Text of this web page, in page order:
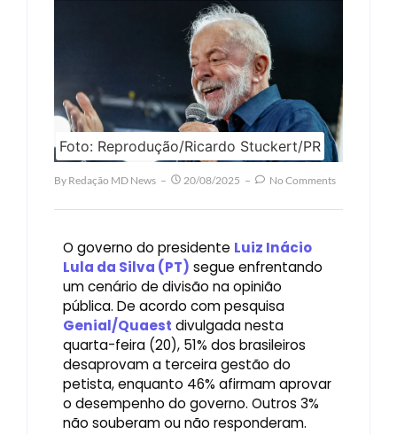
Foto: Reprodução/Ricardo Stuckert/PR
By Redação MD News 20/08/2025 No Comments
O governo do presidente Luiz Inácio
Lula da Silva (PT) segue enfrentando
um cenário de divisão na opinião
pública. De acordo com pesquisa
Genial/Quaest divulgada nesta
quarta-feira (20), 51% dos brasileiros
desaprovam a terceira gestão do
petista, enquanto 46% afirmam aprovar
o desempenho do governo. Outros 3%
não souberam ou não responderam.